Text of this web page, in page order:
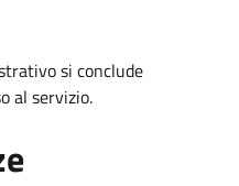
si conclude
al servizio.